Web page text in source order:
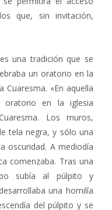
que, sin invitación,
una tradición que se
un oratorio en la
Cuaresma. «En aquella
oratorio en la iglesia
Los muros,
tela negra, y sólo una
oscuridad. A mediodía
comenzaba. Tras una
subía al púlpito y
una homilía
del púlpito y se